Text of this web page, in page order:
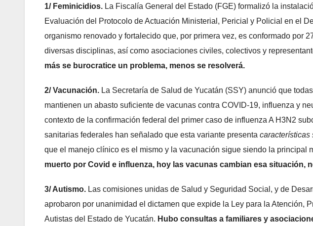
1/ Feminicidios. La Fiscalía General del Estado (FGE) formalizó la
Evaluación del Protocolo de Actuación Ministerial, Pericial y Policial en el
organismo renovado y fortalecido que, por primera vez, es conformado por
diversas disciplinas, así como asociaciones civiles, colectivos y
más se burocratice un problema, menos se resolverá.
2/ Vacunación. La Secretaría de Salud de Yucatán (SSY) anunció que
mantienen un abasto suficiente de vacunas contra COVID-19, influenza y
contexto de la confirmación federal del primer caso de influenza A H3N2
sanitarias federales han señalado que esta variante presenta características
que el manejo clínico es el mismo y la vacunación sigue siendo la principal
muerto por Covid e influenza, hoy las vacunas cambian esa situación,
3/ Autismo. Las comisiones unidas de Salud y Seguridad Social, y de
aprobaron por unanimidad el dictamen que expide la Ley para la Atención,
Autistas del Estado de Yucatán. Hubo consultas a familiares y